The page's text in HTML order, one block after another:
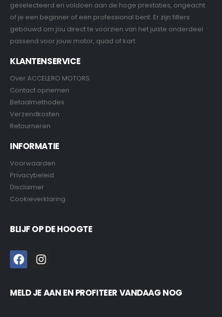
geselecteerd en voldoen aan de hoge prestaties, ongeacht
of je een beginner of een professional bent. Er zijn filters
gebouwd om jou direct te voorzien van het juiste onderdeel
passend voor jouw motor, quad of kart
KLANTENSERVICE
Over ACCELERO MOTORS
Contact opnemen
Betaalmethodes
Verzendkosten
Retourneren
INFORMATIE
Voorwaarden
Privacybeleid
Disclaimer
Cookieverklaring
BLIJF OP DE HOOGTE
MELD JE AAN EN PROFITEER VANDAAG NOG